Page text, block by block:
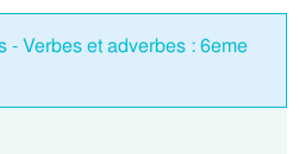
- Verbes et adverbes : 6eme